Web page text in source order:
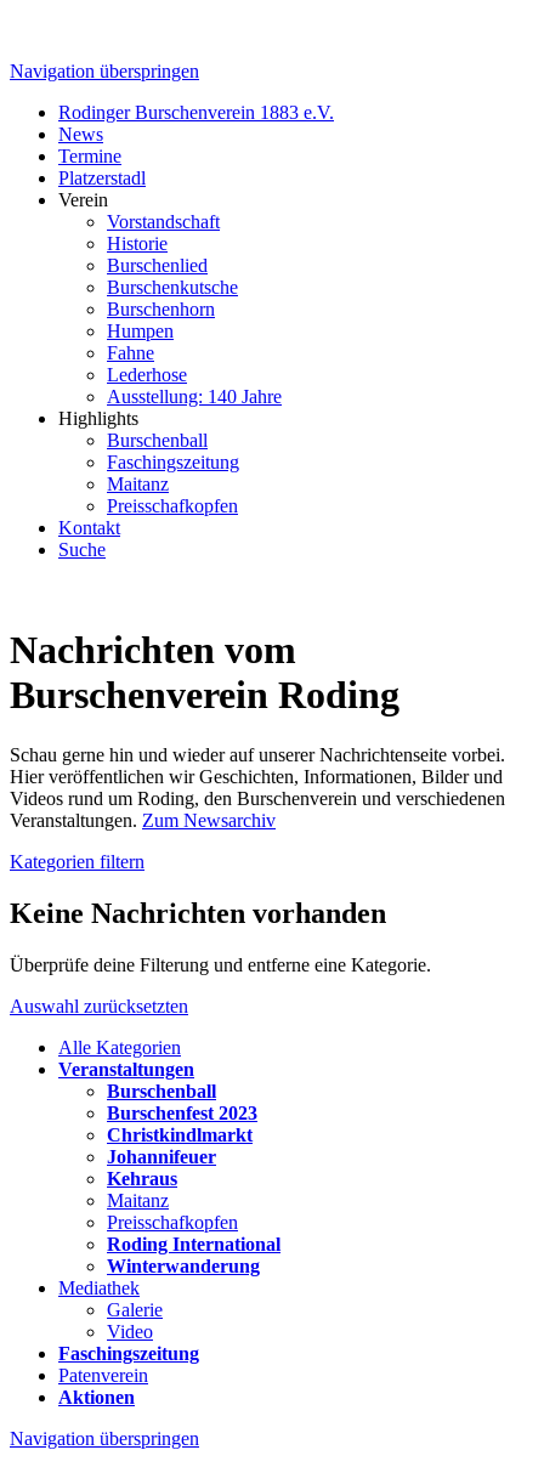
Navigation überspringen
Rodinger Burschenverein 1883 e.V.
News
Termine
Platzerstadl
Verein
Vorstandschaft
Historie
Burschenlied
Burschenkutsche
Burschenhorn
Humpen
Fahne
Lederhose
Ausstellung: 140 Jahre
Highlights
Burschenball
Faschingszeitung
Maitanz
Preisschafkopfen
Kontakt
Suche
Nachrichten vom
Burschenverein Roding
Schau gerne hin und wieder auf unserer Nachrichtenseite vorbei.
Hier veröffentlichen wir Geschichten, Informationen, Bilder und
Videos rund um Roding, den Burschenverein und verschiedenen
Veranstaltungen. Zum Newsarchiv
Kategorien filtern
Keine Nachrichten vorhanden
Überprüfe deine Filterung und entferne eine Kategorie.
Auswahl zurücksetzten
Alle Kategorien
Veranstaltungen
Burschenball
Burschenfest 2023
Christkindlmarkt
Johannifeuer
Kehraus
Maitanz
Preisschafkopfen
Roding International
Winterwanderung
Mediathek
Galerie
Video
Faschingszeitung
Patenverein
Aktionen
Navigation überspringen